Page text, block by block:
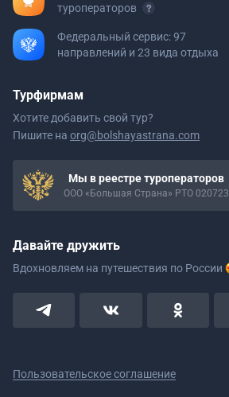
туроператоров
Федеральный сервис: 97
направлений и 23 вида отдыха
Турфирмам
Хотите добавить свой тур?
Пишите на org@bolshayastrana.com
Мы в реестре туроператоров
ООО «Большая Страна» РТО 020723
Давайте дружить
Вдохновляем на путешествия по России
Пользовательское соглашение